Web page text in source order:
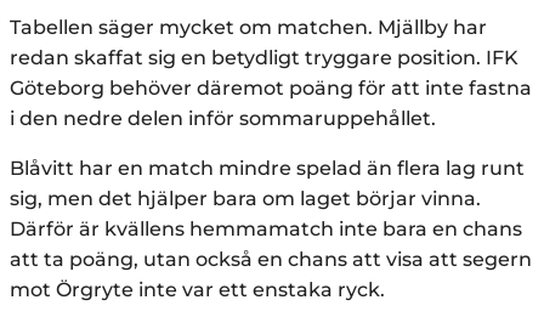
Tabellen säger mycket om matchen. Mjällby har
redan skaffat sig en betydligt tryggare position. IFK
Göteborg behöver däremot poäng för att inte fastna
i den nedre delen inför sommaruppehållet.
Blåvitt har en match mindre spelad än flera lag runt
sig, men det hjälper bara om laget börjar vinna.
Därför är kvällens hemmamatch inte bara en chans
att ta poäng, utan också en chans att visa att segern
mot Örgryte inte var ett enstaka ryck.